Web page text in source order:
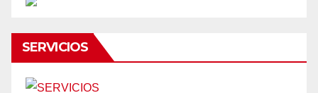
SERVICIOS